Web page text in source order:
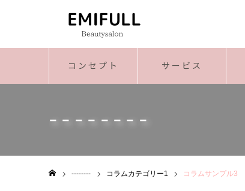
コンセプト サービス
--------
-------- コラムカテゴリー1 コラムサンプル3